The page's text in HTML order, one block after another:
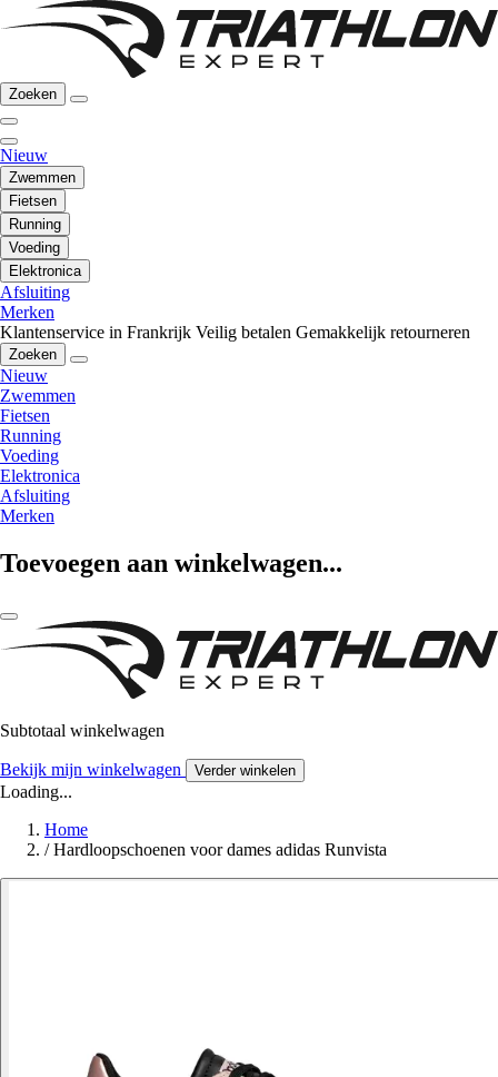
Zoeken
Nieuw
Zwemmen
Fietsen
Running
Voeding
Elektronica
Afsluiting
Merken
Klantenservice in Frankrijk Veilig betalen Gemakkelijk retourneren
Zoeken
Nieuw
Zwemmen
Fietsen
Running
Voeding
Elektronica
Afsluiting
Merken
Toevoegen aan winkelwagen...
Subtotaal winkelwagen
Bekijk mijn winkelwagen Verder winkelen
Loading...
Home
/ Hardloopschoenen voor dames adidas Runvista